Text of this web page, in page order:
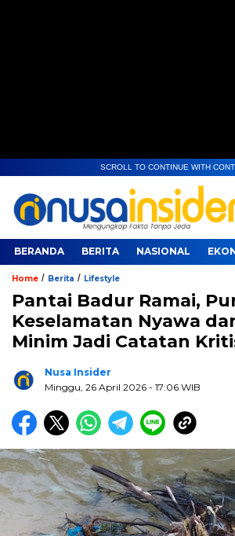
SCROLL TO CONTINUE WITH
BERANDA BERITA NASIONAL
Home / Berita / Lifestyle
Pantai Badur Ramai,
Keselamatan Nyawa
Minim Jadi Catatan
Nusa Insider
Minggu, 26 April 2026 - 17:06 WIB